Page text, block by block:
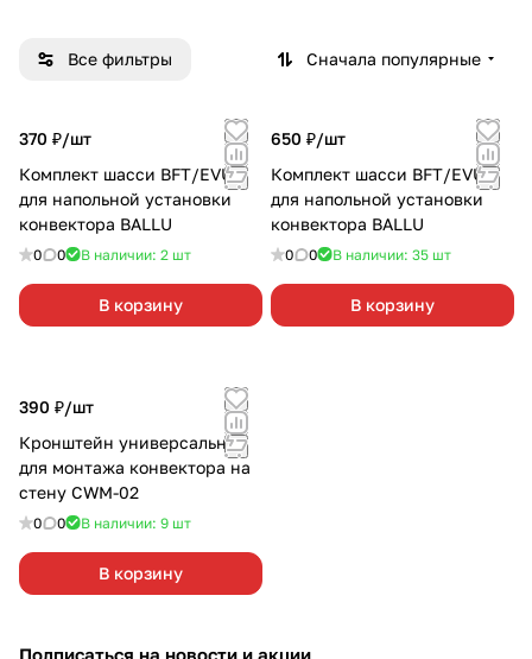
Все фильтры Сначала популярные
370 ₽/шт
Комплект шасси BFT/EVU
для напольной установки
конвектора BALLU
0 0 В наличии: 2 шт
В корзину
650 ₽/шт
Комплект шасси BFT/EVUR
для напольной установки
конвектора BALLU
0 0 В наличии: 35 шт
В корзину
390 ₽/шт
Кронштейн универсальный
для монтажа конвектора на
стену CWM-02
0 0 В наличии: 9 шт
В корзину
Подписаться на новости и акции